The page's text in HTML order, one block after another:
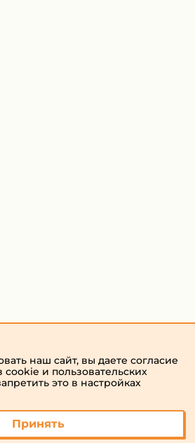
наш сайт, вы даете согласие
cookie и пользовательских
это в настройках
Принять